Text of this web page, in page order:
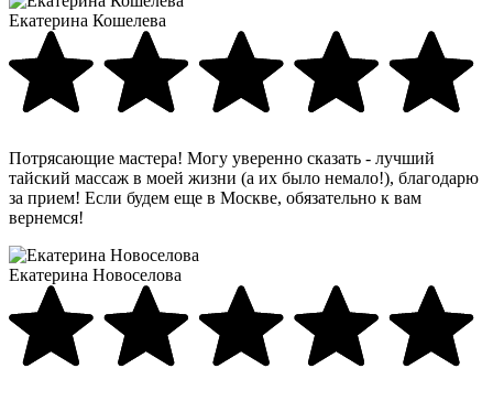
Екатерина Кошелева
Потрясающие мастера! Могу уверенно сказать - лучший
тайский массаж в моей жизни (а их было немало!), благодарю
за прием! Если будем еще в Москве, обязательно к вам
вернемся!
Екатерина Новоселова